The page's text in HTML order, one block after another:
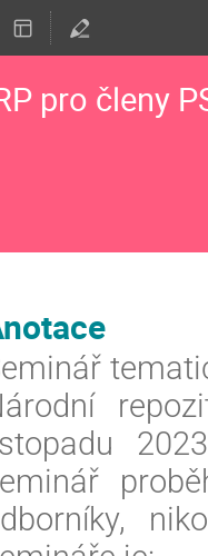
pro členy